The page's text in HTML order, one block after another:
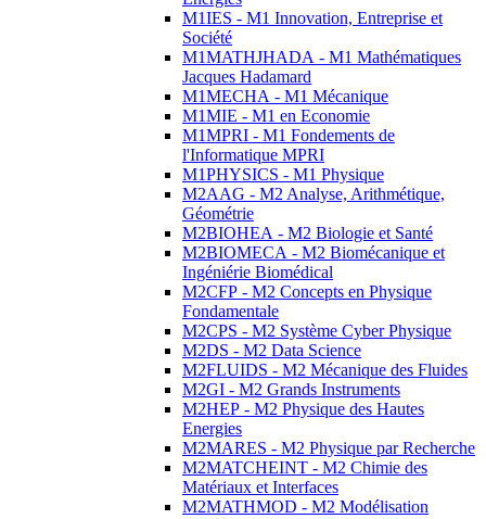
M1IES - M1 Innovation, Entreprise et
Société
M1MATHJHADA - M1 Mathématiques
Jacques Hadamard
M1MECHA - M1 Mécanique
M1MIE - M1 en Economie
M1MPRI - M1 Fondements de
l'Informatique MPRI
M1PHYSICS - M1 Physique
M2AAG - M2 Analyse, Arithmétique,
Géométrie
M2BIOHEA - M2 Biologie et Santé
M2BIOMECA - M2 Biomécanique et
Ingéniérie Biomédical
M2CFP - M2 Concepts en Physique
Fondamentale
M2CPS - M2 Système Cyber Physique
M2DS - M2 Data Science
M2FLUIDS - M2 Mécanique des Fluides
M2GI - M2 Grands Instruments
M2HEP - M2 Physique des Hautes
Energies
M2MARES - M2 Physique par Recherche
M2MATCHEINT - M2 Chimie des
Matériaux et Interfaces
M2MATHMOD - M2 Modélisation